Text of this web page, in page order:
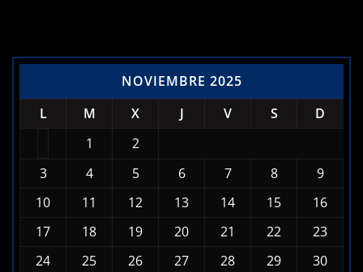
NOVIEMBRE 2025
L
M X J V S
D
1
2
3
4 5 6 7 8
9
10
11 12 13 14 15
16
17
18 19 20 21 22
23
24
25 26 27 28 29 30